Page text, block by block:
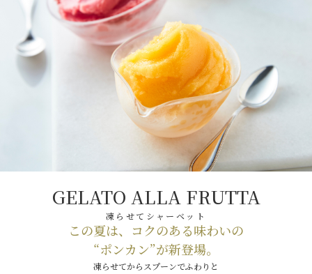
GELATO ALLA FRUTTA
凍らせてシャーベット
この夏は、コクのある味わいの
“ポンカン”が新登場。
凍らせてからスプーンでふわりと